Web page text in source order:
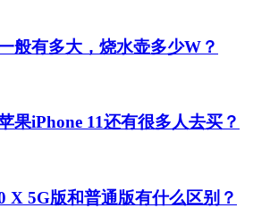
般有多大，烧水壶多少W？
果iPhone 11还有很多人去买？
X 5G版和普通版有什么区别？